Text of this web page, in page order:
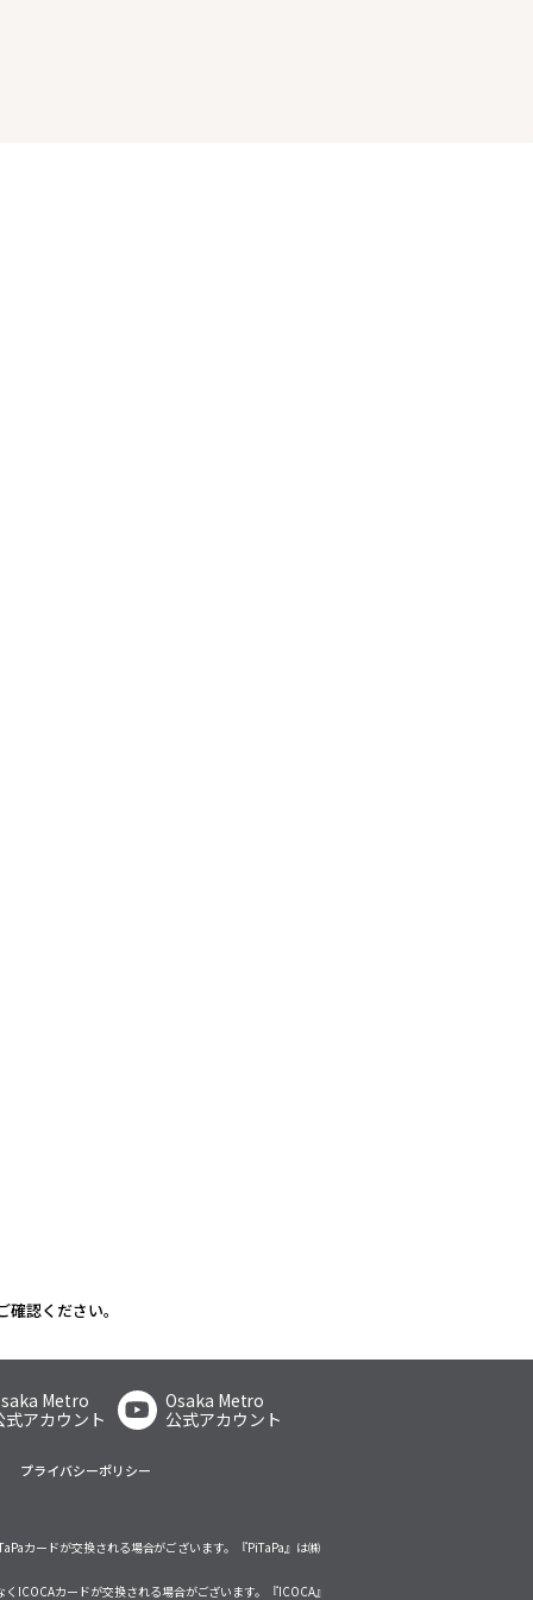
認ください。
Metro
式アカウント
Osaka Metro
公式アカウント
プライバシーポリシー
カードが交換される場合がございます。『PiTaPa』は㈱
カードが交換される場合がございます。『ICOCA』